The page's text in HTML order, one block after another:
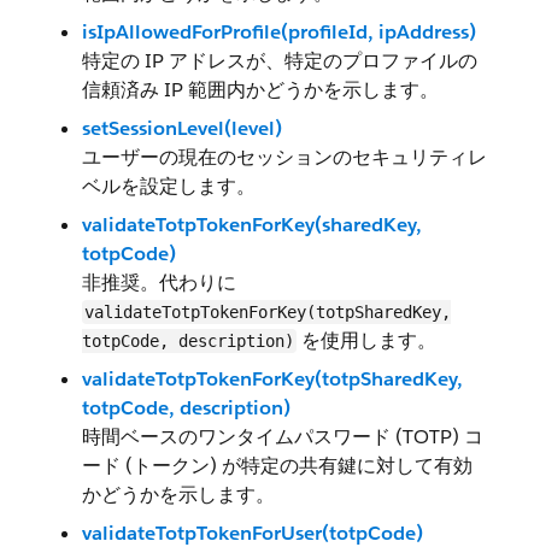
isIpAllowedForProfile(profileId, ipAddress)
特定の IP アドレスが、特定のプロファイルの
信頼済み IP 範囲内かどうかを示します。
setSessionLevel(level)
ユーザーの現在のセッションのセキュリティレ
ベルを設定します。
validateTotpTokenForKey(sharedKey,
totpCode)
非推奨。代わりに
validateTotpTokenForKey(totpSharedKey,
totpCode, description)
を使用します。
validateTotpTokenForKey(totpSharedKey,
totpCode, description)
時間ベースのワンタイムパスワード (TOTP) コ
ード (トークン) が特定の共有鍵に対して有効
かどうかを示します。
validateTotpTokenForUser(totpCode)